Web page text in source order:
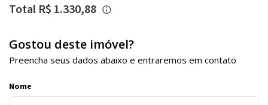
Total R$ 1.330,88
Gostou deste imóvel?
Preencha seus dados abaixo e entraremos em contato
Nome